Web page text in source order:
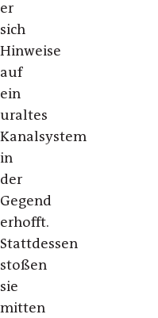
er
sich
Hinweise
auf
ein
uraltes
Kanalsystem
in
der
Gegend
erhofft.
Stattdessen
stoßen
sie
mitten